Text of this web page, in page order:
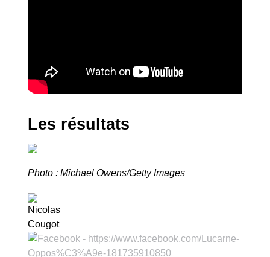
Les résultats
Photo : Michael Owens/Getty Images